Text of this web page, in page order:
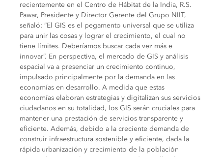
recientemente en el Centro de Hábitat de la India, R.S.
Pawar, Presidente y Director Gerente del Grupo NIIT,
señaló: “El GIS es el pegamento universal que se utiliza
para unir las cosas y lograr el crecimiento, el cual no
tiene límites. Deberíamos buscar cada vez más e
innovar”. En perspectiva, el mercado de GIS y análisis
espacial va a presenciar un crecimiento continuo,
impulsado principalmente por la demanda en las
economías en desarrollo. A medida que estas
economías elaboran estrategias y digitalizan sus servicios
ciudadanos en su totalidad, los GIS serán cruciales para
mantener una prestación de servicios transparente y
eficiente. Además, debido a la creciente demanda de
construir infraestructura sostenible y eficiente, dada la
rápida urbanización y crecimiento de la población